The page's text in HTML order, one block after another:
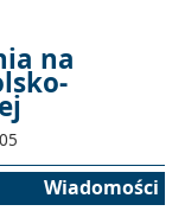
na
Wiadomości